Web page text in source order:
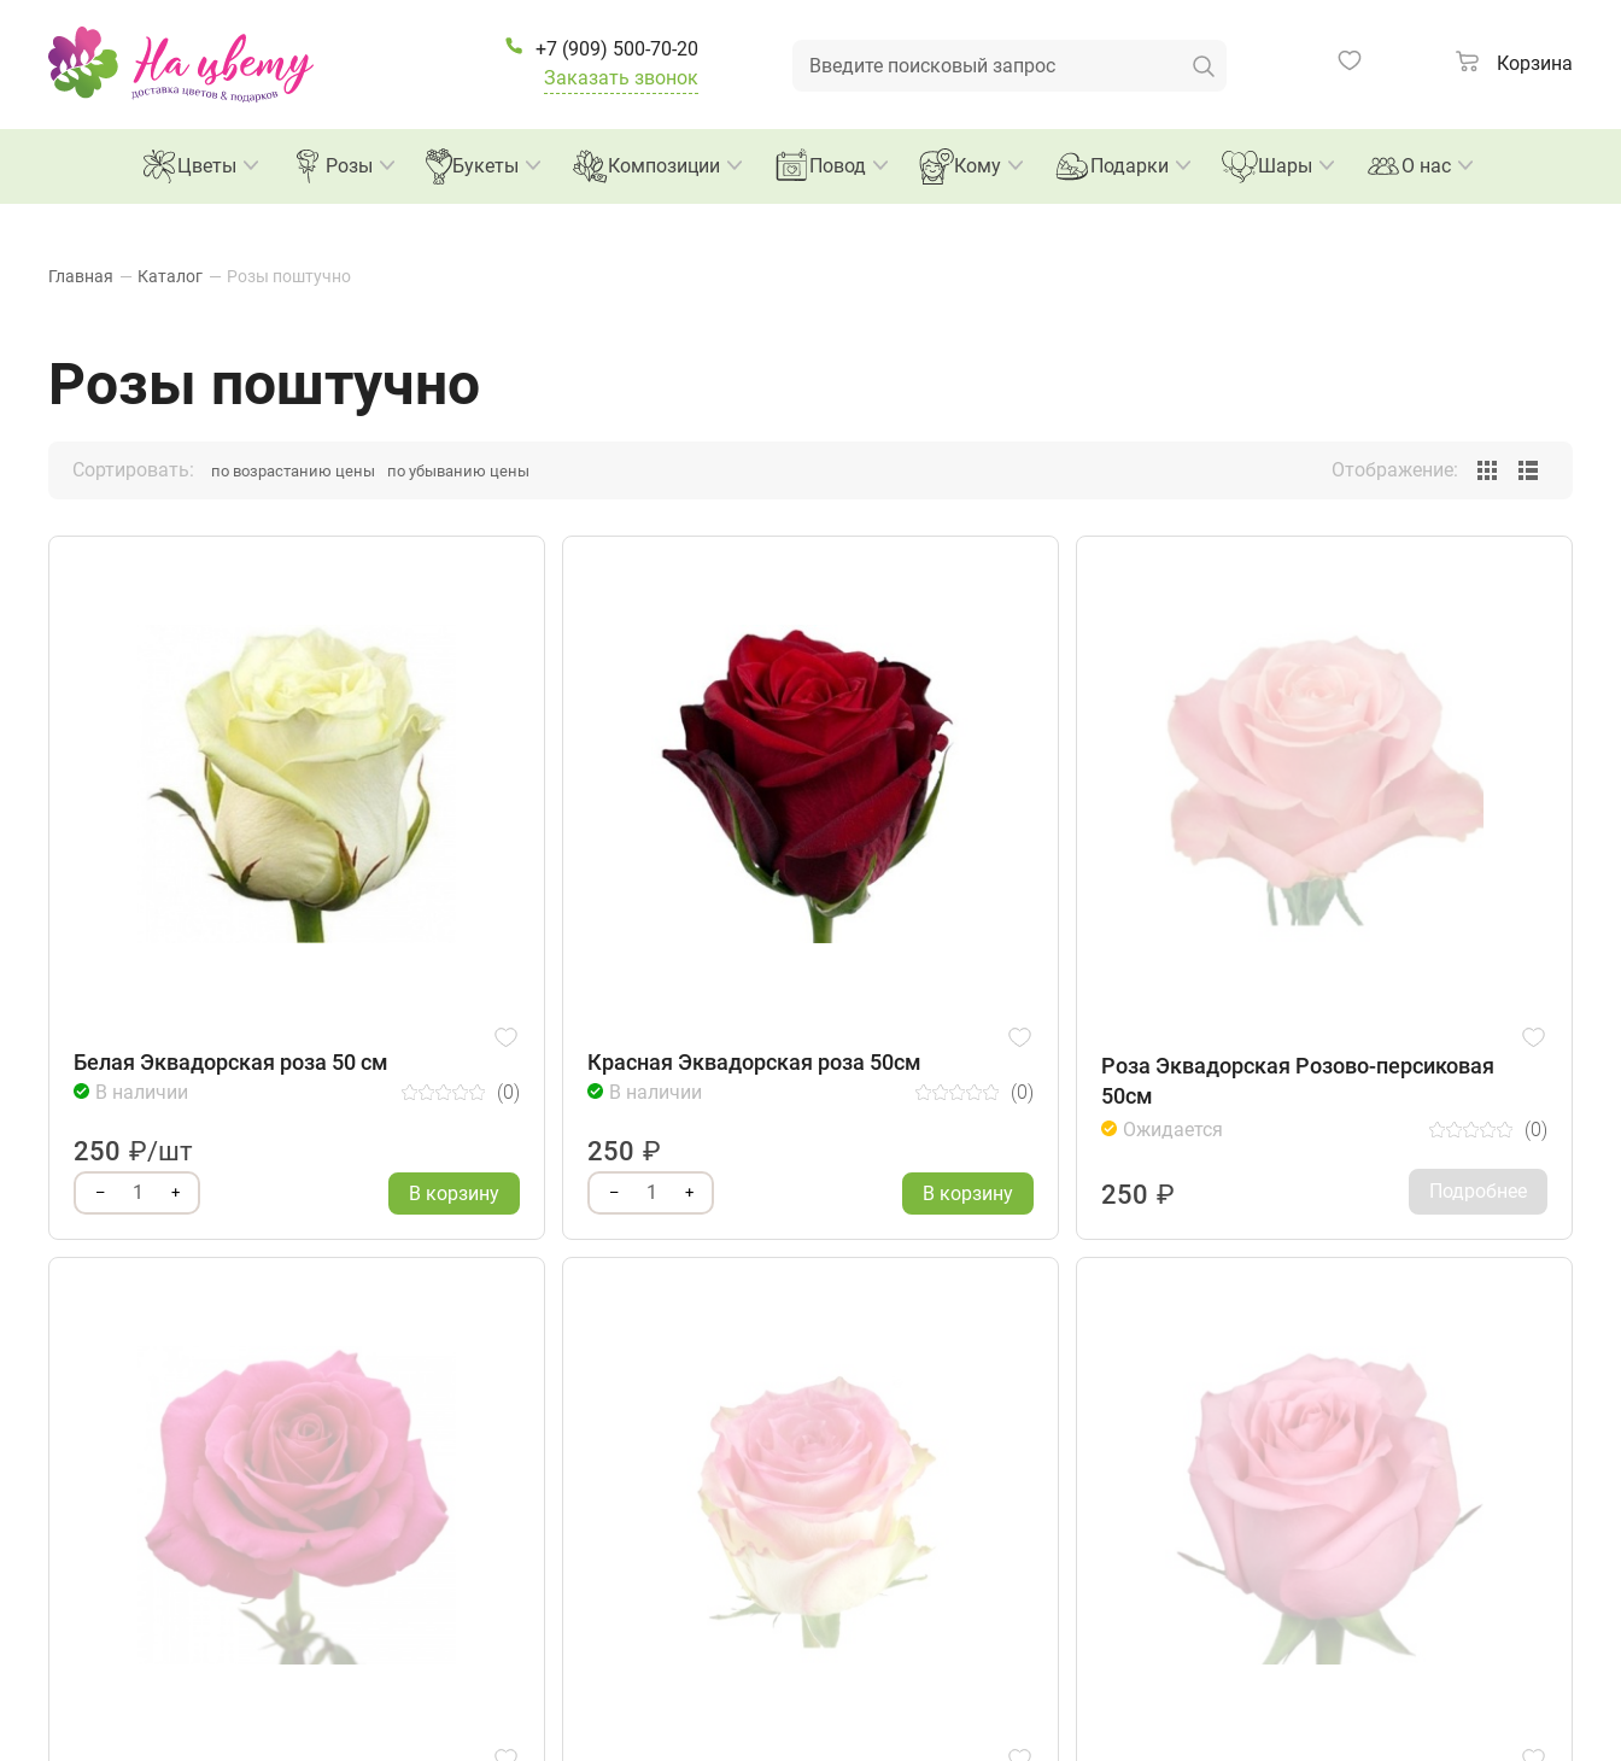
+7 (909) 500-70-20
Заказать звонок
Корзина
Цветы Розы Букеты Композиции Повод Кому Подарки Шары О нас
Главная — Каталог — Розы поштучно
Розы поштучно
Сортировать: по возрастанию цены по убыванию цены Отображение:
Белая Эквадорская роза 50 см
В наличии (0)
250 ₽/шт
– 1 + В корзину
Красная Эквадорская роза 50см
В наличии (0)
250 ₽
– 1 + В корзину
Роза Эквадорская Розово-персиковая
50см
Ожидается (0)
250 ₽ Подробнее